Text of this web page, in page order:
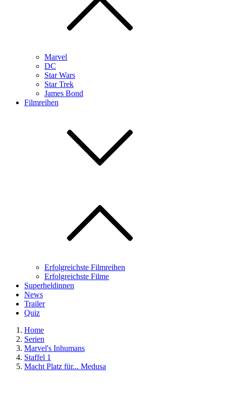
Marvel
DC
Star Wars
Star Trek
James Bond
Filmreihen
Erfolgreichste Filmreihen
Erfolgreichste Filme
Superheldinnen
News
Trailer
Quiz
Home
Serien
Marvel's Inhumans
Staffel 1
Macht Platz für... Medusa